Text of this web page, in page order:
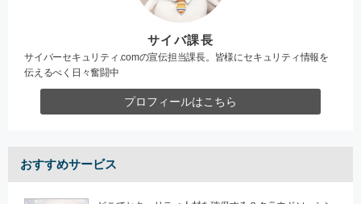
サイバ課長
サイバーセキュリティ.comの宣伝担当課長。皆様にセキュリティ情報を
伝えるべく日々奮闘中
プロフィールはこちら
おすすめサービス